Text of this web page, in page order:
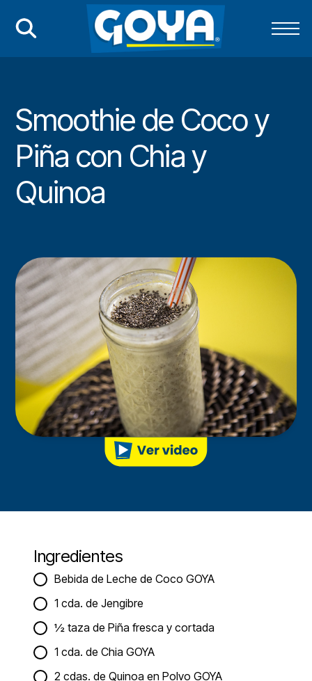
Smoothie de Coco y
Piña con Chia y
Quinoa
Ingredientes
Bebida de Leche de Coco GOYA
1 cda. de Jengibre
½ taza de Piña fresca y cortada
1 cda. de Chia GOYA
2 cdas. de Quinoa en Polvo GOYA